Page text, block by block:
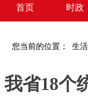
首页 时政
您当前的位置： 生
我省18个